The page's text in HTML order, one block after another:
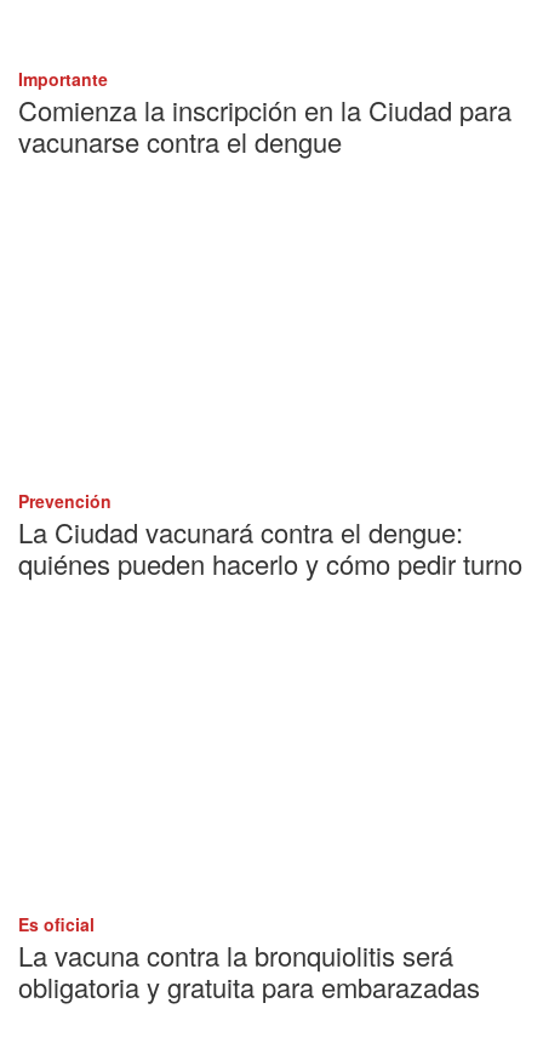
Importante
Comienza la inscripción en la Ciudad para
vacunarse contra el dengue
Prevención
La Ciudad vacunará contra el dengue:
quiénes pueden hacerlo y cómo pedir turno
Es oficial
La vacuna contra la bronquiolitis será
obligatoria y gratuita para embarazadas